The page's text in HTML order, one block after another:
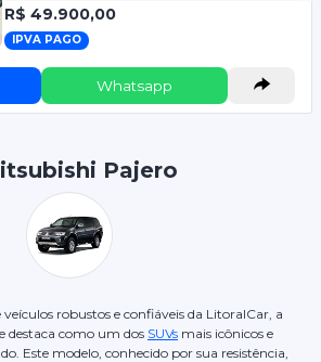
R$ 49.900,00
IPVA PAGO
Whatsapp
Pajero
veículos robustos e confiáveis da LitoralCar, a
destaca como um dos SUVs mais icônicos e
Este modelo, conhecido por sua resistência,